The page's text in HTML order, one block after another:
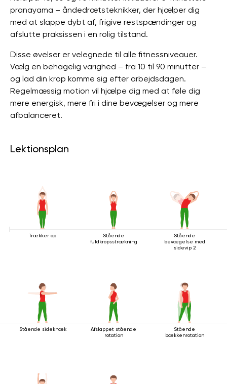
pranayama – åndedrætsteknikker, der hjælper dig
med at slappe dybt af, frigive restspændinger og
afslutte praksissen i en rolig tilstand.
Disse øvelser er velegnede til alle fitnessniveauer.
Vælg en behagelig varighed – fra 10 til 90 minutter –
og lad din krop komme sig efter arbejdsdagen.
Regelmæssig motion vil hjælpe dig med at føle dig
mere energisk, mere fri i dine bevægelser og mere
afbalanceret.
Lektionsplan
Trækker op
Stående
fuldkropsstrækning
Stående
bevægelse med
sidevip 2
Stående sideknæk
Afslappet stående
rotation
Stående
bækkenrotation